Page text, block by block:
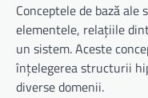
Conceptele de bază
elementele, relațiile
un sistem. Aceste
înțelegerea structurii
diverse domenii.